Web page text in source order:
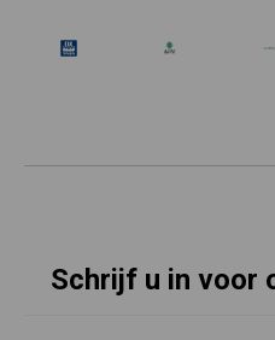
Schrijf u in voor